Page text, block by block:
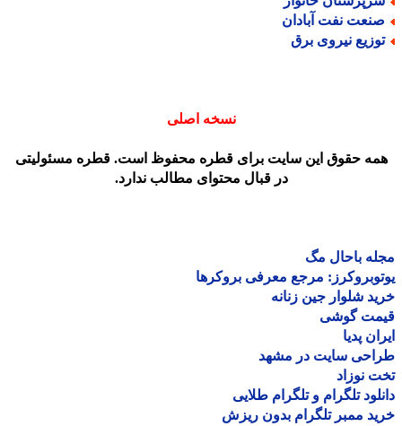
نفت آبادان
نیروی برق
نسخه اصلی
حقوق این سایت برای قطره محفوظ است. قطره مسئولیتی
در قبال محتوای مطالب ندارد.
باحال مگ
مرجع معرفی بروکرها
شلوار جین زنانه
گوشی
پدیا
سایت در مشهد
نوزاد
تلگرام و تلگرام طلایی
ممبر تلگرام بدون ریزش